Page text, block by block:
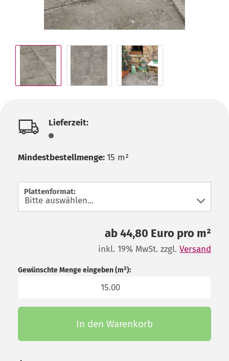
Lieferzeit:
Mindestbestellmenge:15 m²
Plattenformat:
ab 44,80 Euro pro m²
inkl. 19% MwSt. zzgl. Versand
Gewünschte Menge eingeben (m²):
In den Warenkorb